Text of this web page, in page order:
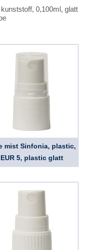
0,100ml, glatt
mist Sinfonia, plastic,
EUR 5, plastic glatt